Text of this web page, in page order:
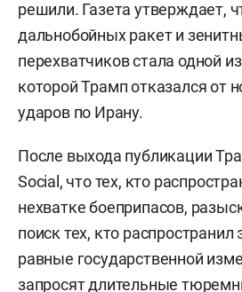
www.globallookpress.com
The Washington Post со
анонимных источника
заседания кабинета в Кэмп-
Трамп потребовал от
Хегсетаобъяснить, почему
заблуждение относительно
боеприпасов. По данным
полагал, что проблему с
решили. Газета утверждает,
дальнобойных ракет и